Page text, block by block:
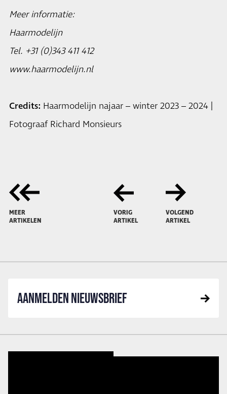
Meer informatie:
Haarmodelijn
Tel. +31 (0)343 411 412
www.haarmodelijn.nl
Credits: Haarmodelijn najaar – winter 2023 – 2024 |
Fotograaf Richard Monsieurs
MEER
ARTIKELEN
VORIG
ARTIKEL
VOLGEND
ARTIKEL
AANMELDEN NIEUWSBRIEF